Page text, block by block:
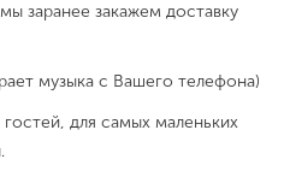
заранее закажем доставку
музыка с Вашего телефона)
для самых маленьких